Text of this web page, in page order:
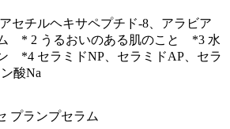
セチルヘキサペプチド-8、アラビア
* 2 うるおいのある肌のこと *3 水
*4 セラミドNP、セラミドAP、セラ
酸Na
プランプセラム